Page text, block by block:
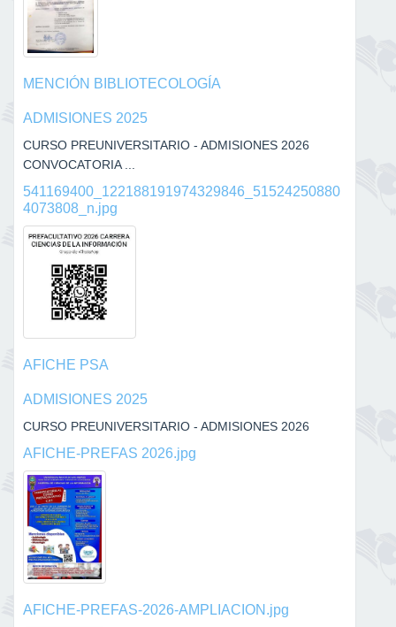
MENCIÓN BIBLIOTECOLOGÍA
ADMISIONES 2025
CURSO PREUNIVERSITARIO - ADMISIONES 2026
CONVOCATORIA ...
541169400_122188191974329846_51524250880
4073808_n.jpg
AFICHE PSA
ADMISIONES 2025
CURSO PREUNIVERSITARIO - ADMISIONES 2026
AFICHE-PREFAS 2026.jpg
AFICHE-PREFAS-2026-AMPLIACION.jpg